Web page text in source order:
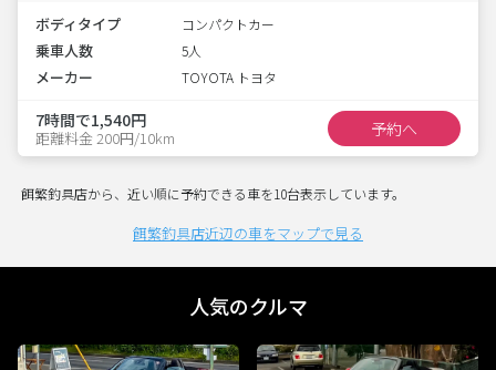
ボディタイプ コンパクトカー
乗車人数 5人
メーカー TOYOTA トヨタ
7時間で1,540円
距離料金 200円/10km 予約へ
餌繁釣具店から、近い順に予約できる車を10台表示しています。
餌繁釣具店近辺の車をマップで見る
人気のクルマ